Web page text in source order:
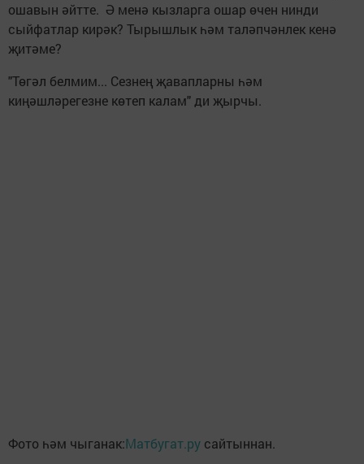
ошавын әйтте. Ә менә кызларга ошар өчен нинди
сыйфатлар кирәк? Тырышлык һәм таләпчәнлек кенә
җитәме?
"Төгәл белмим... Сезнең җавапларны һәм
киңәшләрегезне көтеп калам" ди җырчы.
Фото һәм чыганак:Матбугат.ру сайтыннан.